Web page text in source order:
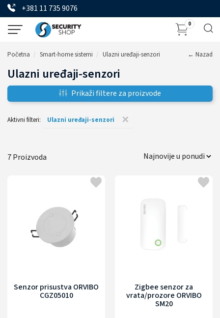
+381 11 735 9076
0
Početna Smart-home sistemi Ulazni uređaji-senzori ← Nazad
Ulazni uređaji-senzori
Prikaži filtere za proizvode
Aktivni filteri: ×
Ulazni uređaji-senzori
7
Senzor prisustva ORVIBO
CGZ05010
Zigbee senzor za
vrata/prozore ORVIBO
SM20